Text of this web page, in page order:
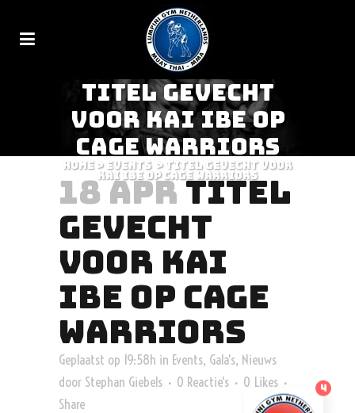
TITEL GEVECHT
VOOR KAI IBE OP
CAGE WARRIORS
Home > Events > Titel gevecht voor
Kai Ibe op Cage Warriors
18 APRTITEL
GEVECHT
VOOR KAI
IBE OP CAGE
WARRIORS
Geplaatst op 19:58h in Events, Gala's, Nieuws
door Stephan Giebels 0 Reactie's 0 Likes
Share
4